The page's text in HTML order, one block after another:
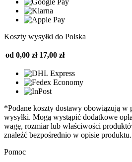
Koszty wysyłki do Polska
od 0,00 zł 17,00 zł
*Podane koszty dostawy obowiązują w
wysyłki. Mogą wystąpić dodatkowe
wagę, rozmiar lub właściwości
znaleźć bezpośrednio w opisie produktu.
Pomoc